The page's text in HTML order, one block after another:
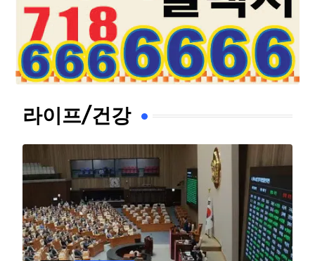
라이프/건강